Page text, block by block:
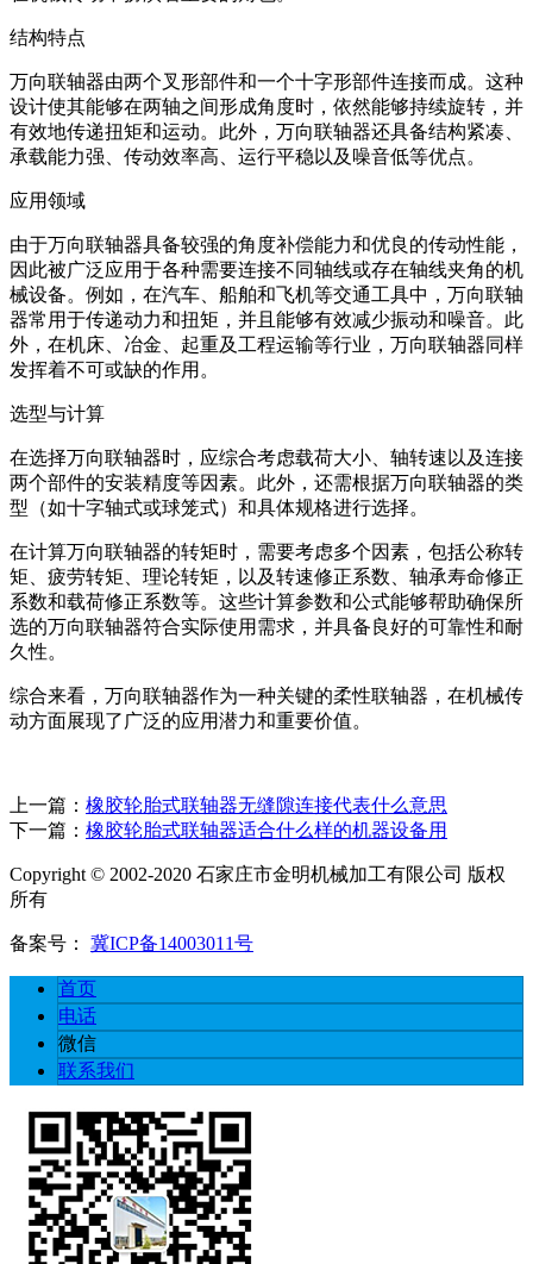
结构特点
万向联轴器由两个叉形部件和一个十字形部件连接而成。这种
设计使其能够在两轴之间形成角度时，依然能够持续旋转，并
有效地传递扭矩和运动。此外，万向联轴器还具备结构紧凑、
承载能力强、传动效率高、运行平稳以及噪音低等优点。
应用领域
由于万向联轴器具备较强的角度补偿能力和优良的传动性能，
因此被广泛应用于各种需要连接不同轴线或存在轴线夹角的机
械设备。例如，在汽车、船舶和飞机等交通工具中，万向联轴
器常用于传递动力和扭矩，并且能够有效减少振动和噪音。此
外，在机床、冶金、起重及工程运输等行业，万向联轴器同样
发挥着不可或缺的作用。
选型与计算
在选择万向联轴器时，应综合考虑载荷大小、轴转速以及连接
两个部件的安装精度等因素。此外，还需根据万向联轴器的类
型（如十字轴式或球笼式）和具体规格进行选择。
在计算万向联轴器的转矩时，需要考虑多个因素，包括公称转
矩、疲劳转矩、理论转矩，以及转速修正系数、轴承寿命修正
系数和载荷修正系数等。这些计算参数和公式能够帮助确保所
选的万向联轴器符合实际使用需求，并具备良好的可靠性和耐
久性。
综合来看，万向联轴器作为一种关键的柔性联轴器，在机械传
动方面展现了广泛的应用潜力和重要价值。
上一篇： 橡胶轮胎式联轴器无缝隙连接代表什么意思
下一篇： 橡胶轮胎式联轴器适合什么样的机器设备用
Copyright © 2002-2020 石家庄市金明机械加工有限公司 版权
所有
备案号： 冀ICP备14003011号
首页
电话
微信
联系我们